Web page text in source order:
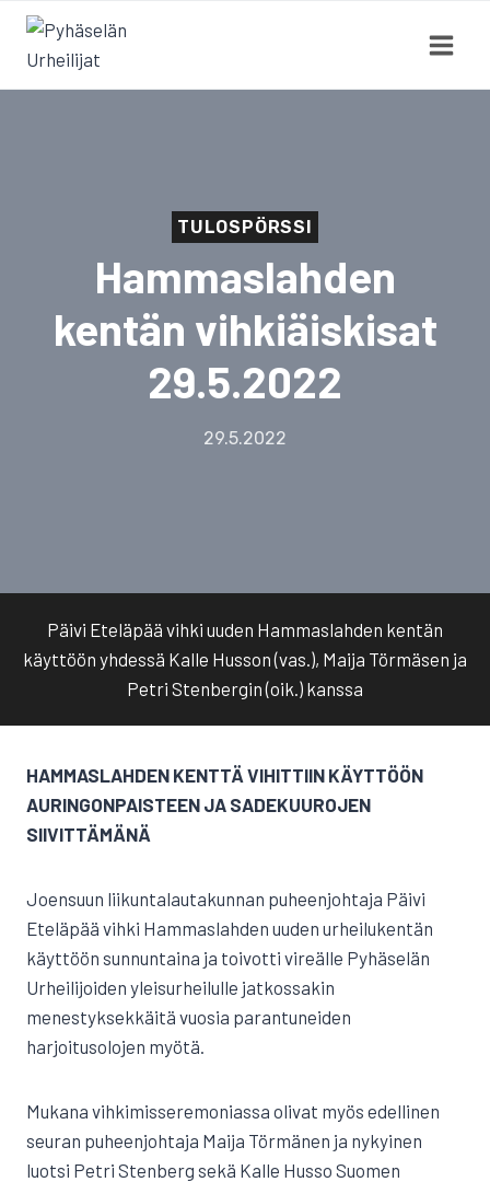
Siirry
sisältöön
TULOSPÖRSSI
Hammaslahden
kentän vihkiäiskisat
29.5.2022
29.5.2022
Päivi Eteläpää vihki uuden Hammaslahden kentän
käyttöön yhdessä Kalle Husson (vas.), Maija Törmäsen ja
Petri Stenbergin (oik.) kanssa
HAMMASLAHDEN KENTTÄ VIHITTIIN KÄYTTÖÖN
AURINGONPAISTEEN JA SADEKUUROJEN
SIIVITTÄMÄNÄ
Joensuun liikuntalautakunnan puheenjohtaja Päivi
Eteläpää vihki Hammaslahden uuden urheilukentän
käyttöön sunnuntaina ja toivotti vireälle Pyhäselän
Urheilijoiden yleisurheilulle jatkossakin
menestyksekkäitä vuosia parantuneiden
harjoitusolojen myötä.
Mukana vihkimisseremoniassa olivat myös edellinen
seuran puheenjohtaja Maija Törmänen ja nykyinen
luotsi Petri Stenberg sekä Kalle Husso Suomen